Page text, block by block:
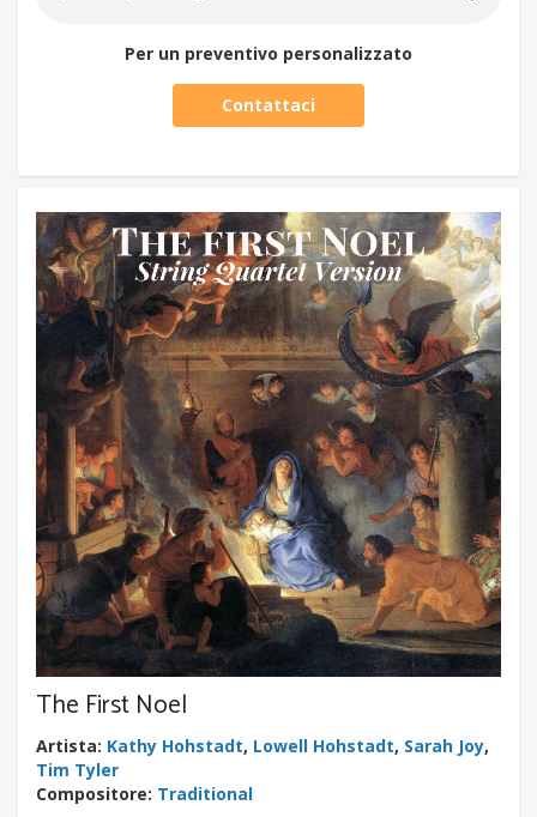
Per un preventivo personalizzato
Contattaci
The First Noel
Artista: Kathy Hohstadt, Lowell Hohstadt, Sarah Joy,
Tim Tyler
Compositore: Traditional